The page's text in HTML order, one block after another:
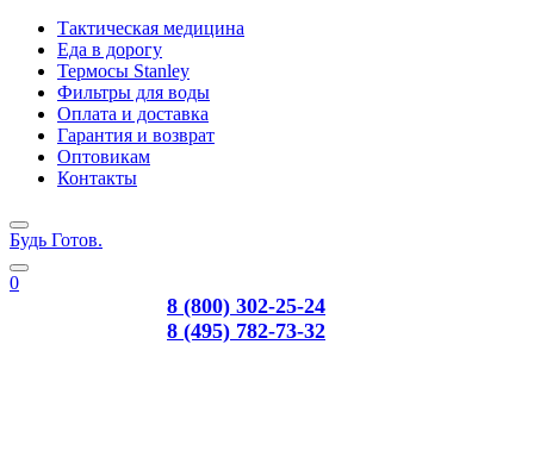
Тактическая медицина
Еда в дорогу
Термосы Stanley
Фильтры для воды
Оплата и доставка
Гарантия и возврат
Оптовикам
Контакты
Будь Готов.
0
8 (800) 302-25-24
8 (495) 782-73-32